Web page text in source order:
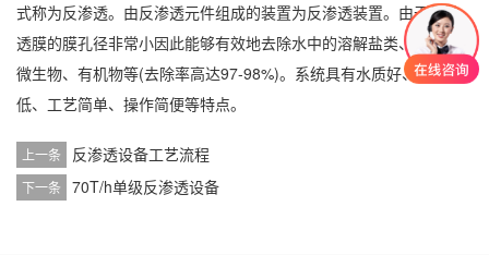
式称为反渗透。由反渗透元件组成的装置为反渗透装置。由于反渗
透膜的膜孔径非常小因此能够有效地去除水中的溶解盐类、胶体、
微生物、有机物等(去除率高达97-98%)。系统具有水质好、耗能
低、工艺简单、操作简便等特点。
上一条 反渗透设备工艺流程
下一条 70T/h单级反渗透设备